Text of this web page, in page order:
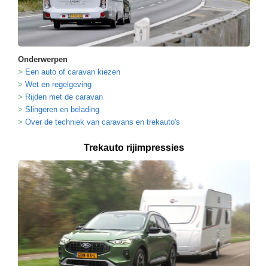
Onderwerpen
Een auto of caravan kiezen
Wet en regelgeving
Rijden met de caravan
Slingeren en belading
Over de techniek van caravans en trekauto's
Trekauto rijimpressies